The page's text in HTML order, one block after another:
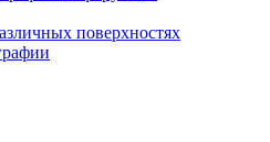
поверхностях